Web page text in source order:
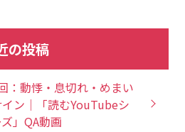
の投稿
：動悸・息切れ・めまい
イン｜「読むYouTubeシ
」QA動画